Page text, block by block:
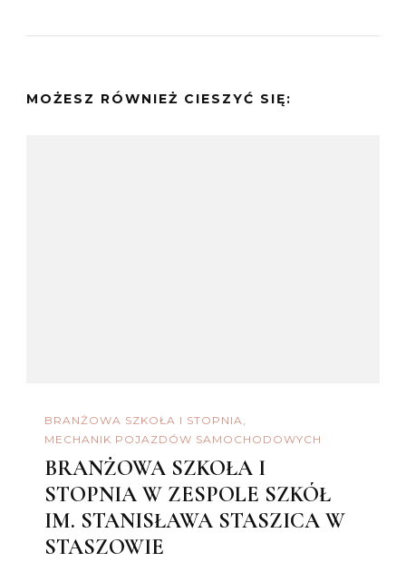
MOŻESZ RÓWNIEŻ CIESZYĆ SIĘ:
BRANŻOWA SZKOŁA I STOPNIA
MECHANIK POJAZDÓW SAMOCHODOWYCH
BRANŻOWA SZKOŁA I
STOPNIA W ZESPOLE SZKÓŁ
IM. STANISŁAWA STASZICA W
STASZOWIE